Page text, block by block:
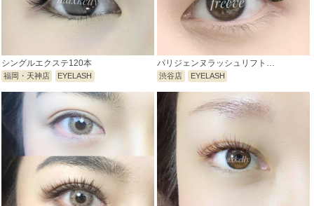
シングルエクステ120本
福岡・天神店 EYELASH
パリジェンヌラッシュリフト…
渋谷店 EYELASH